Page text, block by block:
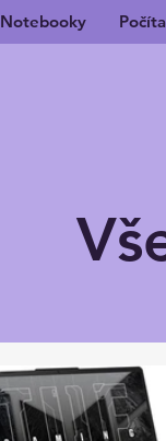
Notebooky